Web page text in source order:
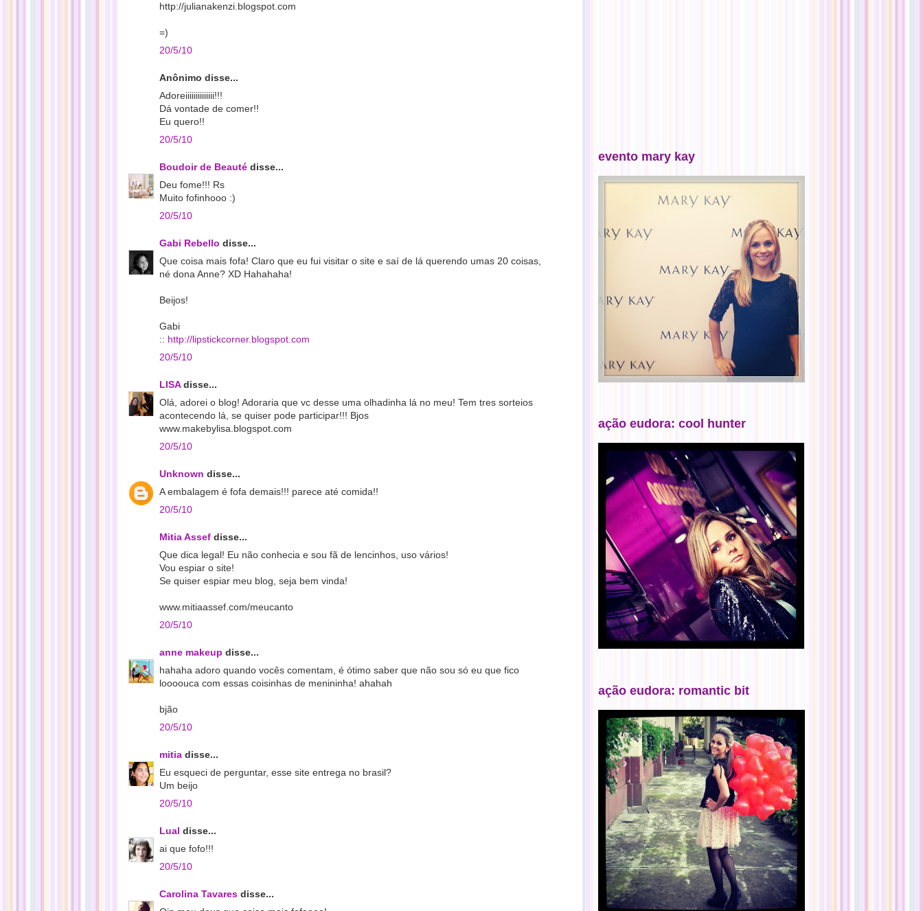
http://julianakenzi.blogspot.com
=)
20/5/10
Anônimo disse...
Adoreiiiiiiiiiiiiii!!!
Dá vontade de comer!!
Eu quero!!
20/5/10
Boudoir de Beauté disse...
Deu fome!!! Rs
Muito fofinhooo :)
20/5/10
Gabi Rebello disse...
Que coisa mais fofa! Claro que eu fui visitar o site e saí de lá querendo umas 20 coisas,
né dona Anne? XD Hahahaha!
Beijos!
Gabi
:: http://lipstickcorner.blogspot.com
20/5/10
LISAdisse...
Olá, adorei o blog! Adoraria que vc desse uma olhadinha lá no meu! Tem tres sorteios
acontecendo lá, se quiser pode participar!!! Bjos
www.makebylisa.blogspot.com
20/5/10
Unknown disse...
A embalagem é fofa demais!!! parece até comida!!
20/5/10
Mitia Assef disse...
Que dica legal! Eu não conhecia e sou fã de lencinhos, uso vários!
Vou espiar o site!
Se quiser espiar meu blog, seja bem vinda!
www.mitiaassef.com/meucanto
20/5/10
anne makeup disse...
hahaha adoro quando vocês comentam, é ótimo saber que não sou só eu que fico
loooouca com essas coisinhas de menininha! ahahah
bjão
20/5/10
mitia disse...
Eu esqueci de perguntar, esse site entrega no brasil?
Um beijo
20/5/10
Lual disse...
ai que fofo!!!
20/5/10
Carolina Tavares disse...
evento mary kay
ação eudora: cool hunter
ação eudora: romantic bit